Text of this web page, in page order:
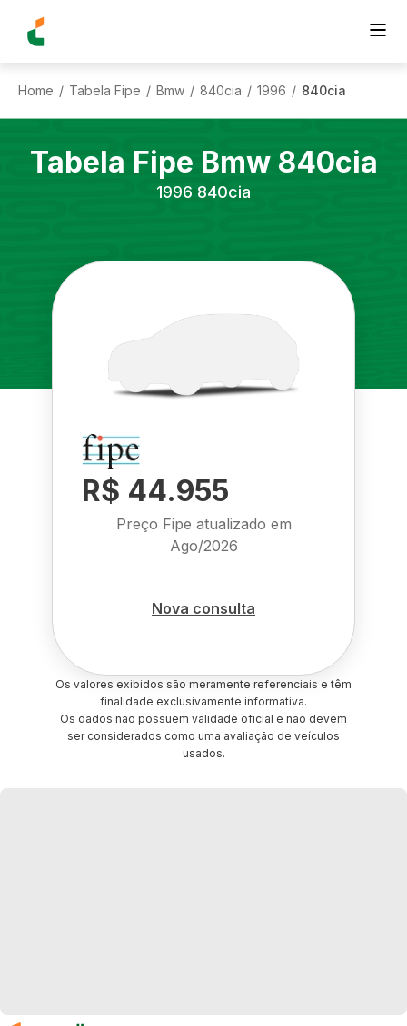
Home / Tabela Fipe / Bmw / 840cia / 1996 / 840cia
Tabela Fipe Bmw 840cia
1996 840cia
R$ 44.955
Preço Fipe atualizado em
Ago/2026
Nova consulta
Os valores exibidos são meramente referenciais e têm
finalidade exclusivamente informativa.
Os dados não possuem validade oficial e não devem
ser considerados como uma avaliação de veículos
usados.